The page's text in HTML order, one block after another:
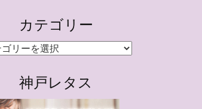
カテゴリー
神戸レタス